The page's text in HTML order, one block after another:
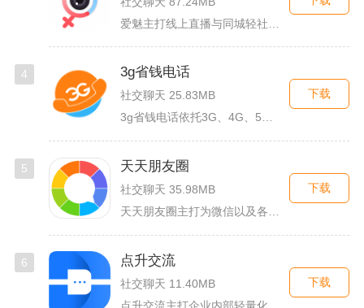
4 3g省钱电话
社交聊天 25.83MB
3g省钱电话依托3G、4G、5G及WiFi网络实现低资费通话...
下载
5 天天朋友圈
社交聊天 35.98MB
下载
6 点升交流
社交聊天 11.40MB
下载